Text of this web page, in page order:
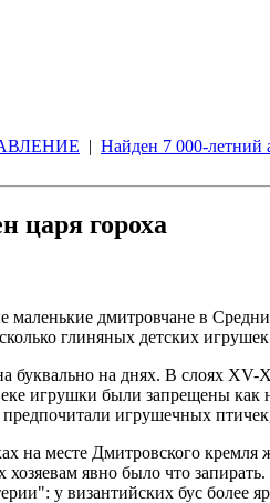
| Найден 7 000-летний
царя гороха
маленькие дмитровчане в
глиняных детских
на днях. В слоях
были запрещены как
игрушечных
на месте Дмитровского
хозяевам явно было что
у византийских бус более